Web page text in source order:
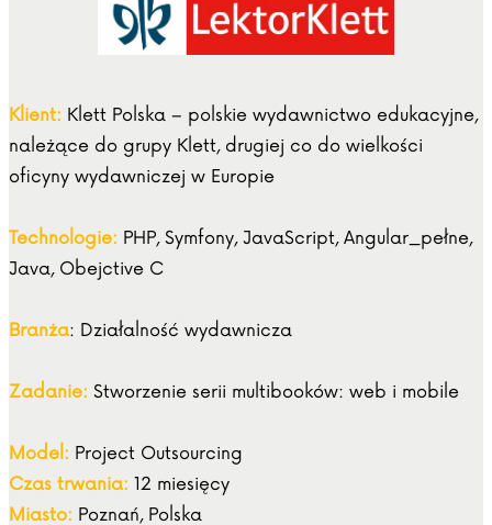
Klient: Klett Polska – polskie wydawnictwo edukacyjne,
należące do grupy Klett, drugiej co do wielkości
oficyny wydawniczej w Europie
Technologie: PHP, Symfony, JavaScript, Angular_pełne,
Java, Obejctive C
Branża: Działalność wydawnicza
Zadanie: Stworzenie serii multibooków: web i mobile
Model: Project Outsourcing
Czas trwania: 12 miesięcy
Miasto: Poznań, Polska